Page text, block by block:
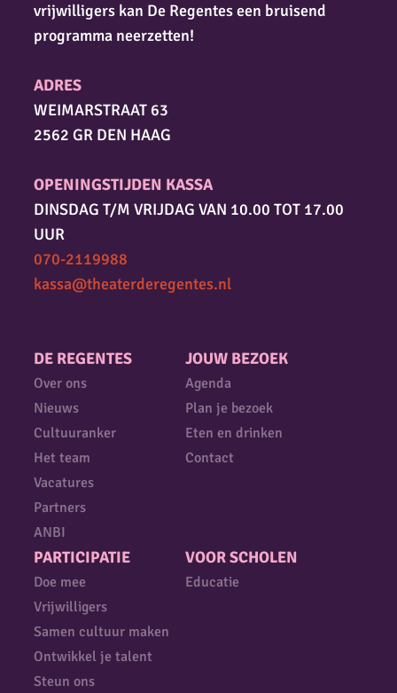
DE REGENTES
Over ons
Nieuws
Cultuuranker
Het team
Vacatures
Partners
ANBI
JOUW BEZOEK
Agenda
Plan je bezoek
Eten en drinken
Contact
PARTICIPATIE
Doe mee
Vrijwilligers
Samen cultuur maken
Ontwikkel je talent
Steun ons
VOOR SCHOLEN
Educatie
vrijwilligers kan De Regentes een bruisend
programma neerzetten!
ADRES
WEIMARSTRAAT 63
2562 GR DEN HAAG
OPENINGSTIJDEN KASSA
DINSDAG T/M VRIJDAG VAN 10.00 TOT 17.00
UUR
070-2119988
kassa@theaterderegentes.nl